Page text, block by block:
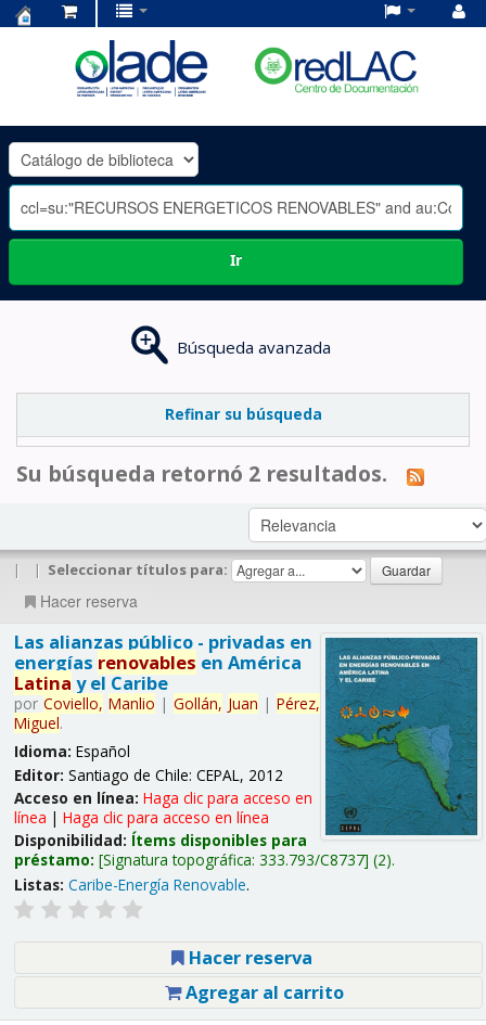
OLADE
-
Ir
Búsqueda avanzada
Refinar su búsqueda
Su búsqueda retornó 2 resultados.
| | Seleccionar títulos para:
Hacer reserva
Las alianzas público - privadas en
energías renovables en América
Latina y el Caribe
por Coviello, Manlio | Gollán, Juan | Pérez,
Miguel.
Idioma: Español
Editor: Santiago de Chile: CEPAL, 2012
Acceso en línea: Haga clic para acceso en
línea | Haga clic para acceso en línea
Disponibilidad: Ítems disponibles para
préstamo: Signatura topográfica: 333.793/C8737 (2).
Listas: Caribe-Energía Renovable.
Hacer reserva
Agregar al carrito